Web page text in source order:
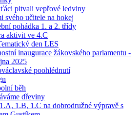
pitvali vepřové ledviny
svého učitele na hokej
pohádka 1. a 2. třídy
aktivit ve 4.C
den LES
inaugurace žákovského parlamentu -
2025
poohlédnutí
běh
dřeviny
1.B, 1.C na dobrodružné výpravě s